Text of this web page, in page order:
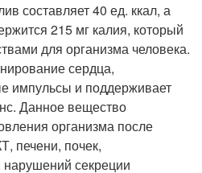
составляет 40 ед. ккал, а
215 мг калия, который
для организма человека.
сердца,
импульсы и поддерживает
Данное вещество
организма после
печени, почек,
секреции